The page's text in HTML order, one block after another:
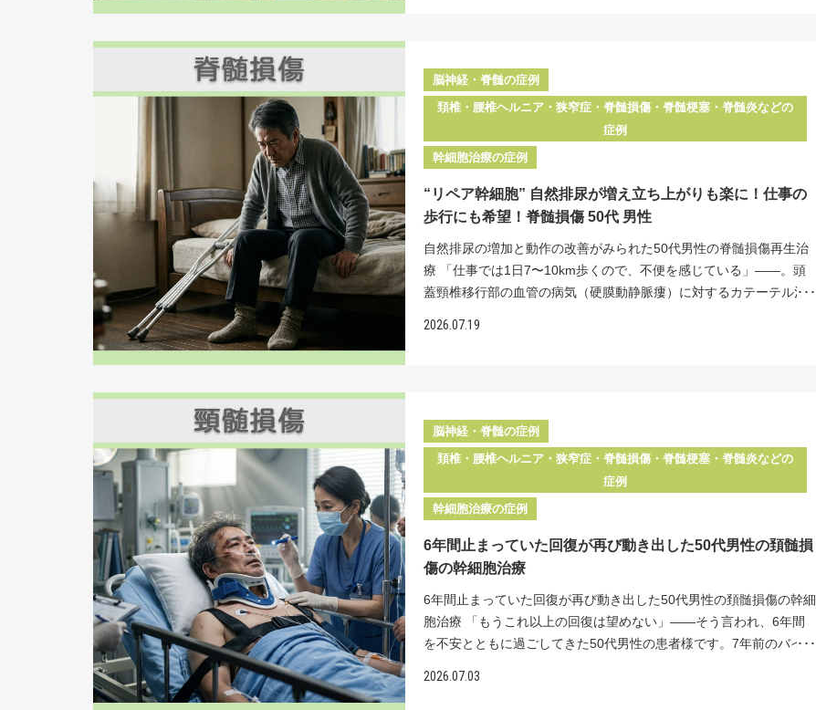
よる投与では幹細胞が全身に散らばり、損傷した脊髄に届く数が少
なくなってしまいます。当院は脊髄内への幹細胞の直接投与につい
て国から正式な認可を受けており、細い針を用いて痛みの軽減にも
努めながら、損傷部位へより多くの幹細胞を届けています。 "リペア
幹細胞"とリペアセルクリニックの特長 MRI所見 MRIにて神経の損傷
回投与 脊髄内に"リペア幹細胞"2,500万個ずつを計2回投与いたしま
した。手術や入院の必要はなく、腰部から細い針を用いて損傷した
神経へ直接幹細胞を届けています。 治療後の変化 2回目投与の半年
後には手足の辛いしびれが完全に消失 車椅子や車の助手席の振動で
助長されていたしびれがなくなり、お出かけを楽しめるように 手の
回目の投与から半年後には、常にあった手足の辛いしびれが完全に
す。 「もうこれ以上の回復は望めないのでは」という不安を抱えて
いた患者様が、しびれから解放されて再び人生を楽しめるようにな
ったことは大変意義のある変化です。脊髄損傷の後遺症で苦しまれ
ている患者様のお力添えができるよう、今後も真摯に治療に取り組
んでまいります。
く楽になられました。 治療前の状態 半年前から右下肢の痛みとしび
れに悩まされていた 整形外科でMRI検査を受けるも椎間板ヘルニア
などの明確な原因は見つからず 診断名は坐骨神経痛で、内服薬によ
る対処療法を続けても効果はほとんどなし 原因不明の神経痛が続
き、精神的にも追い詰められていた 患者様は半年前から続く右下肢
を行っても椎間板ヘルニアなどの異常は確認されず、はっきりとし
た原因はわからないまま、坐骨神経痛として内服薬による対処療法
を受けていました。しかし症状はほとんど改善しませんでした。 原
因が特定できない神経痛は、保険診療では対処療法が中心となり、
症状が改善しないまま長期化することも少なくありません。当院で
ペア幹細胞"を投与 脊髄腔内へのダイレクト注射で2500万個の"リペ
ア幹細胞"を投与しました。点滴による静脈投与では幹細胞が全身に
行き渡るため、四肢の広範囲にわたる慢性的な痛みやしびれには効
果を発揮しやすい一方、損傷した神経に届く幹細胞の数はどうして
も少なくなります。脊髄腔内への直接投与は、損傷した神経細胞へ
受けて脊髄腔内への幹細胞の直接投与を行える施設は国内でも限ら
れています。 治療後の変化 投与から3ヶ月後に右足の痛みとしびれ
が消失 原因不明の症状から解放され、精神的にも大きく楽になった
「幹細胞治療を受けて本当に良かった」と実感 投与から3ヶ月後、
患者様から「いつの間にか右足の痛み、しびれが消えていることに
ただきました。半年間も原因がわからないまま苦しんでいた症状が
脳神経・脊髄の症例
頚椎・腰椎ヘルニア・狭窄症・脊髄損傷・脊髄梗塞・脊髄炎などの
症例
幹細胞治療の症例
“リペア幹細胞” 自然排尿が増え立ち上がりも楽に！仕事の
歩行にも希望！脊髄損傷 50代 男性
自然排尿の増加と動作の改善がみられた50代男性の脊髄損傷再生治
療 「仕事では1日7〜10km歩くので、不便を感じている」——。頭
蓋頸椎移行部の血管の病気（硬膜動静脈瘻）に対するカテーテル治
出現 精密検査の結果、頭蓋頸椎移行部硬膜動静脈瘻と診断され、カ
テーテル治療を実施 治療後も両下肢のしびれ・感覚障害・排尿の障
害が残り、下剤と自己導尿でコントロール 階段を下りる際に右膝が
折れやすく手すりが必要で、1日7〜10km歩く仕事に不便を感じてい
た こちらの患者様は、尿が出にくい・足がもつれる・走れないとい
行部硬膜動静脈瘻」と診断され、カテーテル治療を受けられまし
た。しかし治療後も、両下肢のしびれ、鼠径部より下の感覚障害、
歩行時のつまずきや転倒、腰痛、排尿の障害などが残ってしまいま
した。日常生活動作は自立しており杖も使っていませんが、仕事で
は1日7〜10kmの歩行があり、不便を感じておられました。 脊髄が
2026.07.19
脳神経・脊髄の症例
頚椎・腰椎ヘルニア・狭窄症・脊髄損傷・脊髄梗塞・脊髄炎などの
症例
幹細胞治療の症例
6年間止まっていた回復が再び動き出した50代男性の頚髄損
傷の幹細胞治療
6年間止まっていた回復が再び動き出した50代男性の頚髄損傷の幹細
胞治療 「もうこれ以上の回復は望めない」――そう言われ、6年間
を不安とともに過ごしてきた50代男性の患者様です。7年前のバイク
2026.07.03